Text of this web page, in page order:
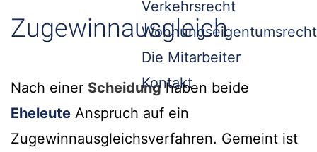
Verkehrsrecht
Wohnungseigentumsrecht
Die Mitarbeiter
Kontakt
Zugewinnausgleich
Nach einer Scheidunghaben beide
Eheleute Anspruch auf ein
Zugewinnausgleichsverfahren. Gemeint ist